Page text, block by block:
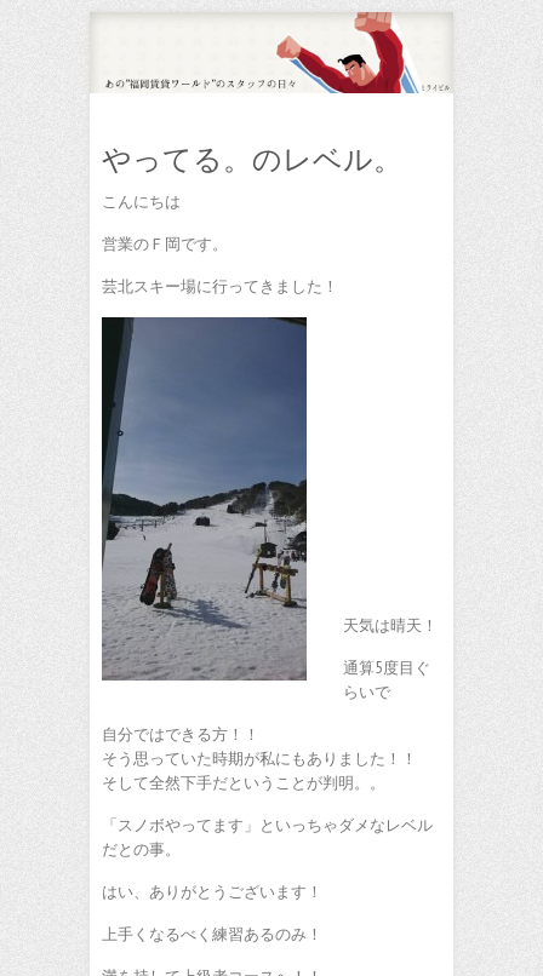
やってる。のレベル。
こんにちは
営業のＦ岡です。
芸北スキー場に行ってきました！
天気は晴天！
通算5度目ぐ
らいで
自分ではできる方！！
そう思っていた時期が私にもありました！！
そして全然下手だということが判明。。
「スノボやってます」といっちゃダメなレベル
だとの事。
はい、ありがとうございます！
上手くなるべく練習あるのみ！